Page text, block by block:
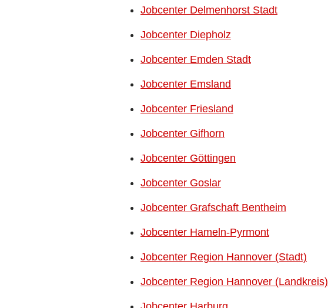
Jobcenter Delmenhorst Stadt
Jobcenter Diepholz
Jobcenter Emden Stadt
Jobcenter Emsland
Jobcenter Friesland
Jobcenter Gifhorn
Jobcenter Göttingen
Jobcenter Goslar
Jobcenter Grafschaft Bentheim
Jobcenter Hameln-Pyrmont
Jobcenter Region Hannover (Stadt)
Jobcenter Region Hannover (Landkreis)